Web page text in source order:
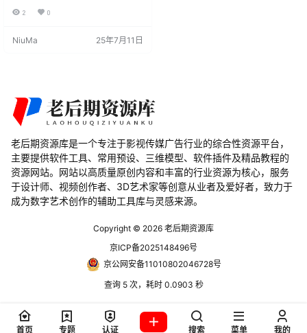
能。类似于Corona Render和Vray
染通道： 可以轻松获取对象的ID渲
2 0
NiuMa 25年7月11日
老后期资源库是一个专注于影视传媒广告行业的综合性资源平台，
主要提供软件工具、常用预设、三维模型、软件插件及精品教程的
资源网站。网站以高质量原创内容和丰富的行业资源为核心，服务
于设计师、视频创作者、3D艺术家等创意从业者及爱好者，致力于
成为数字艺术创作的辅助工具库与灵感来源。
Copyright © 2026 老后期资源库
京ICP备2025148496号
京公网安备11010802046728号
查询 5 次，耗时 0.0903 秒
首页 专题 认证 搜索 菜单 我的